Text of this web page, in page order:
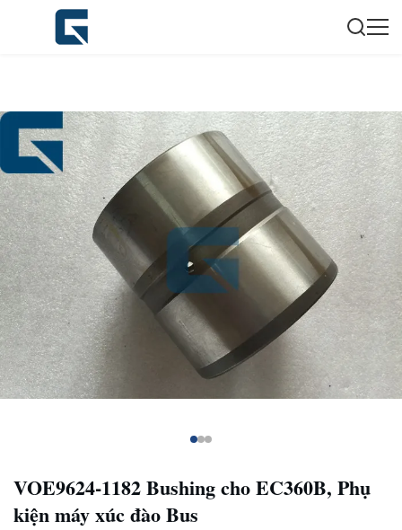
VOE9624-1182 Bushing cho EC360B, Phụ
kiện máy xúc đào Bus